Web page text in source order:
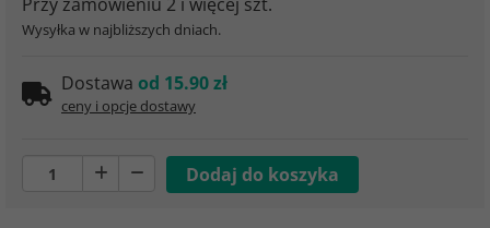
Wysyłka w najbliższych dniach.
Dostawa od 15.90 zł
ceny i opcje dostawy